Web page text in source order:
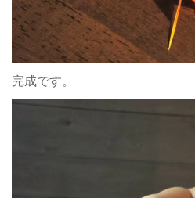
完成です。